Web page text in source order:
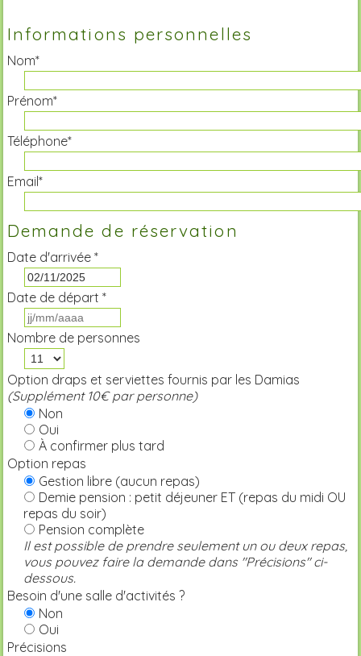
Informations personnelles
Nom*
Prénom*
Téléphone*
Email*
Demande de réservation
Date d'arrivée *
Date de départ *
Nombre de personnes
Option draps et serviettes fournis par les Damias
(Supplément 10€ par personne)
Non
Oui
À confirmer plus tard
Option repas
Gestion libre (aucun repas)
Demie pension : petit déjeuner ET (repas du midi OU
repas du soir)
Pension complète
Il est possible de prendre seulement un ou deux repas,
vous pouvez faire la demande dans "Précisions" ci-
dessous.
Besoin d'une salle d'activités ?
Non
Oui
Précisions